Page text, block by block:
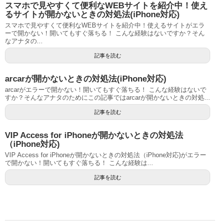
スマホで見やすくて便利なWEBサイトを紹介中！使え
るサイトが開かないときの対処法(iPhone対応)
スマホで見やすくて便利なWEBサイトを紹介中！使えるサイトがエラ
ーで開かない！開いてもすぐ落ちる！ こんな経験はないですか？そん
なアナタの...
記事を読む
arcarが開かないときの対処法(iPhone対応)
arcarがエラーで開かない！開いてもすぐ落ちる！ こんな経験はないで
すか？そんなアナタのためにこの記事ではarcarが開かないときの対処...
記事を読む
VIP Access for iPhoneが開かないときの対処法
（iPhone対応)
VIP Access for iPhoneが開かないときの対処法（iPhone対応)がエラー
で開かない！開いてもすぐ落ちる！ こんな経験は...
記事を読む